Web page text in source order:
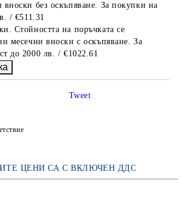
без оскъпяване. За покупки на
/ €511.31
Стойността на поръчката се
месечни вноски с оскъпяване. За
до 2000 лв. / €1022.61
Tweet
ЦЕНИ СА С ВКЛЮЧЕН ДДС